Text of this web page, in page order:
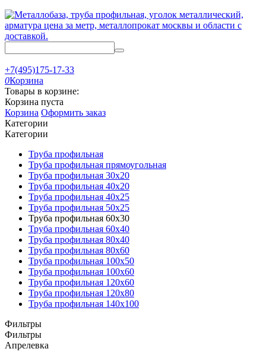
+7(495)175-17-33
0Корзина
Товары в корзине:
Корзина пуста
Корзина Оформить заказ
Категории
Категории
Труба профильная
Труба профильная прямоугольная
Труба профильная 30x20
Труба профильная 40х20
Труба профильная 40х25
Труба профильная 50х25
Труба профильная 60х30
Труба профильная 60х40
Труба профильная 80х40
Труба профильная 80х60
Труба профильная 100х50
Труба профильная 100х60
Труба профильная 120х60
Труба профильная 120х80
Труба профильная 140х100
Фильтры
Фильтры
Апрелевка